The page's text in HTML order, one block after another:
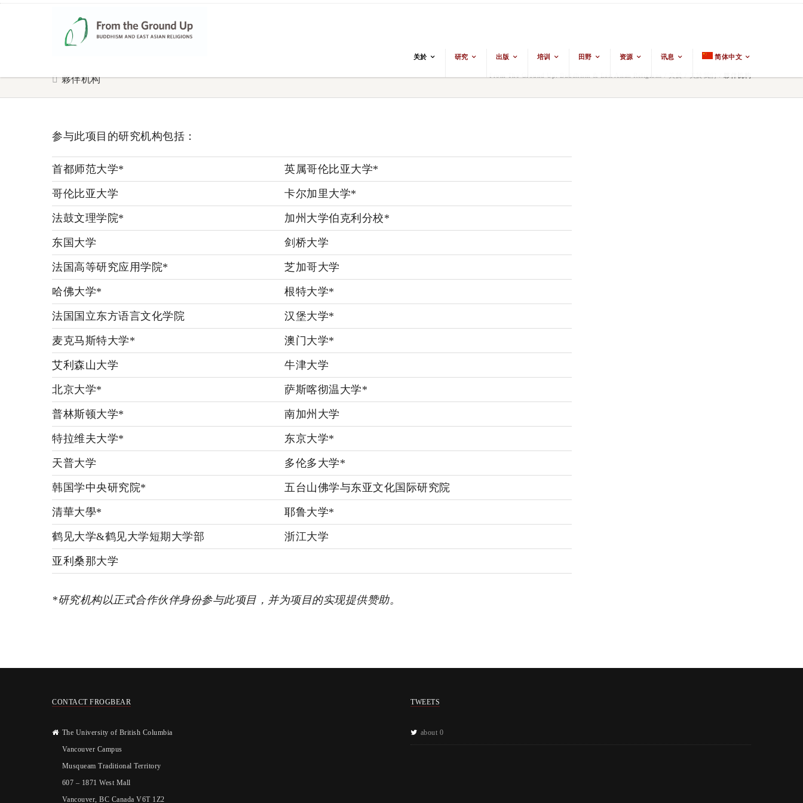
关於 研究 出版 培训 田野 资源 讯息 简体中文
夥伴机构 From The Ground Up: Buddhism & East Asian Religions 关於我们
参与此项目的研究机构包括：
首都师范大学* 英属哥伦比亚大学*
哥伦比亚大学 卡尔加里大学*
法鼓文理学院* 加州大学伯克利分校*
东国大学 剑桥大学
法国高等研究应用学院* 芝加哥大学
哈佛大学* 根特大学*
法国国立东方语言文化学院 汉堡大学*
麦克马斯特大学* 澳门大学*
艾利森山大学 牛津大学
北京大学* 萨斯喀彻温大学*
普林斯顿大学* 南加州大学
特拉维夫大学* 东京大学*
天普大学 多伦多大学*
韩国学中央研究院* 五台山佛学与东亚文化国际研究院
清華大學* 耶鲁大学*
鹤见大学&鹤见大学短期大学部 浙江大学
亚利桑那大学
*研究机构以正式合作伙伴身份参与此项目，并为项目的实现提供赞助。
CONTACT FROGBEAR
The University of British Columbia
Vancouver Campus
Musqueam Traditional Territory
607 – 1871 West Mall
Vancouver, BC Canada V6T 1Z2
TWEETS
about 0